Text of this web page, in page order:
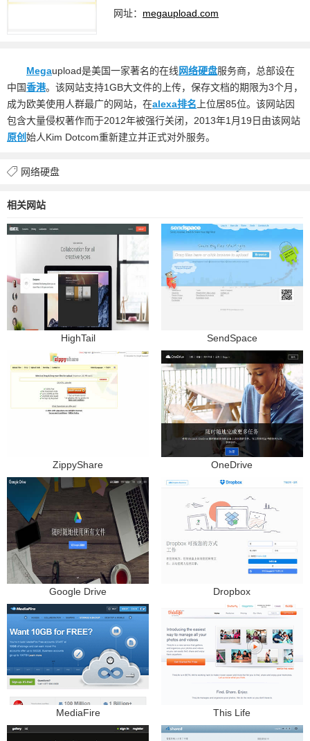
网址： megaupload.com
Megaupload是美国一家著名的在线网络硬盘服务商，总部设在
中国香港。该网站支持1GB大文件的上传，保存文档的期限为3个月，
成为欧美使用人群最广的网站，在alexa排名 上位居85位。该网站因
包含大量侵权著作而于2012年被强行关闭，2013年1月19日由该网站
原创始人Kim Dotcom重新建立并正式对外服务。
网络硬盘
相关网站
HighTail SendSpace
ZippyShare OneDrive
Google Drive Dropbox
MediaFire This Life